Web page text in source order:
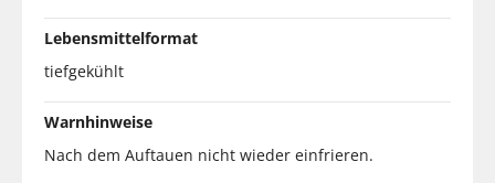
Lebensmittelformat
tiefgekühlt
Warnhinweise
Nach dem Auftauen nicht wieder einfrieren.